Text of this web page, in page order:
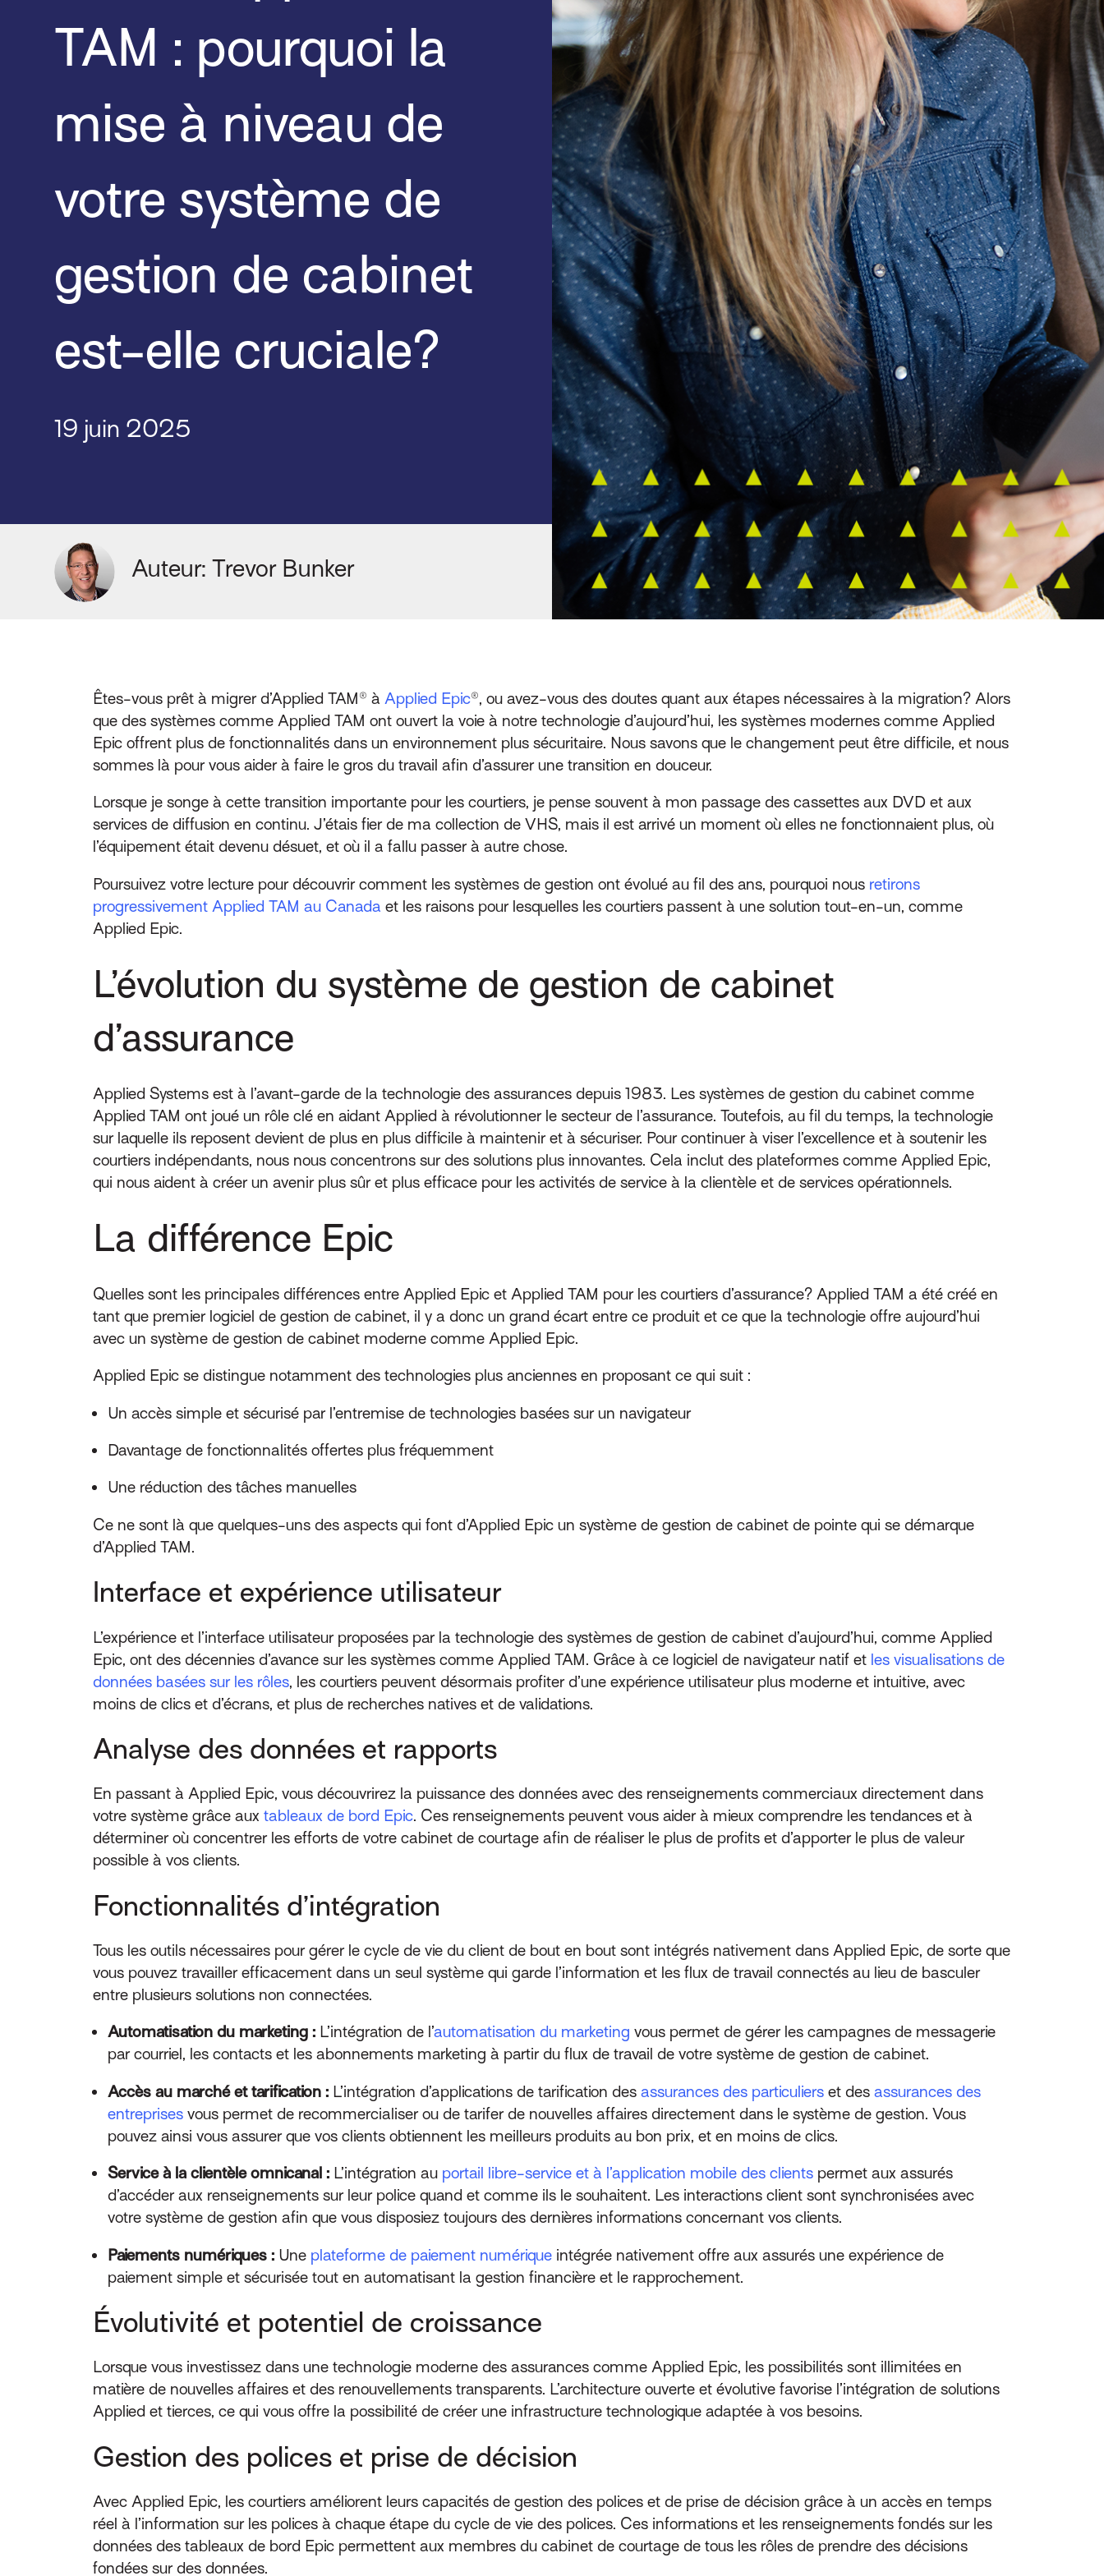
TAM : pourquoi la
mise à niveau de
votre système de
gestion de cabinet
est-elle cruciale?
19 juin 2025
Auteur: Trevor Bunker
Êtes-vous prêt à migrer d’Applied TAM® à Applied Epic®, ou avez-vous des doutes quant aux étapes nécessaires à la migration? Alors
que des systèmes comme Applied TAM ont ouvert la voie à notre technologie d’aujourd’hui, les systèmes modernes comme Applied
Epic offrent plus de fonctionnalités dans un environnement plus sécuritaire. Nous savons que le changement peut être difficile, et nous
sommes là pour vous aider à faire le gros du travail afin d’assurer une transition en douceur.
Lorsque je songe à cette transition importante pour les courtiers, je pense souvent à mon passage des cassettes aux DVD et aux
services de diffusion en continu. J’étais fier de ma collection de VHS, mais il est arrivé un moment où elles ne fonctionnaient plus, où
l’équipement était devenu désuet, et où il a fallu passer à autre chose.
Poursuivez votre lecture pour découvrir comment les systèmes de gestion ont évolué au fil des ans, pourquoi nous retirons
progressivement Applied TAM au Canada et les raisons pour lesquelles les courtiers passent à une solution tout-en-un, comme
Applied Epic.
L’évolution du système de gestion de cabinet
d’assurance
Applied Systems est à l’avant-garde de la technologie des assurances depuis 1983. Les systèmes de gestion du cabinet comme
Applied TAM ont joué un rôle clé en aidant Applied à révolutionner le secteur de l’assurance. Toutefois, au fil du temps, la technologie
sur laquelle ils reposent devient de plus en plus difficile à maintenir et à sécuriser. Pour continuer à viser l’excellence et à soutenir les
courtiers indépendants, nous nous concentrons sur des solutions plus innovantes. Cela inclut des plateformes comme Applied Epic,
qui nous aident à créer un avenir plus sûr et plus efficace pour les activités de service à la clientèle et de services opérationnels.
La différence Epic
Quelles sont les principales différences entre Applied Epic et Applied TAM pour les courtiers d’assurance? Applied TAM a été créé en
tant que premier logiciel de gestion de cabinet, il y a donc un grand écart entre ce produit et ce que la technologie offre aujourd’hui
avec un système de gestion de cabinet moderne comme Applied Epic.
Applied Epic se distingue notamment des technologies plus anciennes en proposant ce qui suit :
Un accès simple et sécurisé par l’entremise de technologies basées sur un navigateur
Davantage de fonctionnalités offertes plus fréquemment
Une réduction des tâches manuelles
Ce ne sont là que quelques-uns des aspects qui font d’Applied Epic un système de gestion de cabinet de pointe qui se démarque
d’Applied TAM.
Interface et expérience utilisateur
L’expérience et l’interface utilisateur proposées par la technologie des systèmes de gestion de cabinet d’aujourd’hui, comme Applied
Epic, ont des décennies d’avance sur les systèmes comme Applied TAM. Grâce à ce logiciel de navigateur natif et les visualisations de
données basées sur les rôles, les courtiers peuvent désormais profiter d’une expérience utilisateur plus moderne et intuitive, avec
moins de clics et d’écrans, et plus de recherches natives et de validations.
Analyse des données et rapports
En passant à Applied Epic, vous découvrirez la puissance des données avec des renseignements commerciaux directement dans
votre système grâce aux tableaux de bord Epic. Ces renseignements peuvent vous aider à mieux comprendre les tendances et à
déterminer où concentrer les efforts de votre cabinet de courtage afin de réaliser le plus de profits et d’apporter le plus de valeur
possible à vos clients.
Fonctionnalités d’intégration
Tous les outils nécessaires pour gérer le cycle de vie du client de bout en bout sont intégrés nativement dans Applied Epic, de sorte que
vous pouvez travailler efficacement dans un seul système qui garde l’information et les flux de travail connectés au lieu de basculer
entre plusieurs solutions non connectées.
Automatisation du marketing : L’intégration de l’automatisation du marketing vous permet de gérer les campagnes de messagerie
par courriel, les contacts et les abonnements marketing à partir du flux de travail de votre système de gestion de cabinet.
Accès au marché et tarification : L’intégration d’applications de tarification desassurances des particuliers et desassurances des
entreprises vous permet de recommercialiser ou de tarifer de nouvelles affaires directement dans le système de gestion. Vous
pouvez ainsi vous assurer que vos clients obtiennent les meilleurs produits au bon prix, et en moins de clics.
Service à la clientèle omnicanal : L’intégration au portail libre-service et à l’application mobile des clients permet aux assurés
d’accéder aux renseignements sur leur police quand et comme ils le souhaitent. Les interactions client sont synchronisées avec
votre système de gestion afin que vous disposiez toujours des dernières informations concernant vos clients.
Paiements numériques : Une plateforme de paiement numérique intégrée nativement offre aux assurés une expérience de
paiement simple et sécurisée tout en automatisant la gestion financière et le rapprochement.
Évolutivité et potentiel de croissance
Lorsque vous investissez dans une technologie moderne des assurances comme Applied Epic, les possibilités sont illimitées en
matière de nouvelles affaires et des renouvellements transparents. L’architecture ouverte et évolutive favorise l’intégration de solutions
Applied et tierces, ce qui vous offre la possibilité de créer une infrastructure technologique adaptée à vos besoins.
Gestion des polices et prise de décision
Avec Applied Epic, les courtiers améliorent leurs capacités de gestion des polices et de prise de décision grâce à un accès en temps
réel à l’information sur les polices à chaque étape du cycle de vie des polices. Ces informations et les renseignements fondés sur les
données des tableaux de bord Epic permettent aux membres du cabinet de courtage de tous les rôles de prendre des décisions
fondées sur des données.